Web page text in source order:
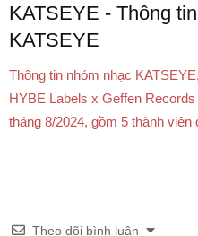
KATSEYE - Thông
KATSEYE
Thông tin nhóm nhạc
HYBE Labels x Geffen
tháng 8/2024, gồm 5 thành viên
Theo dõi bình luận